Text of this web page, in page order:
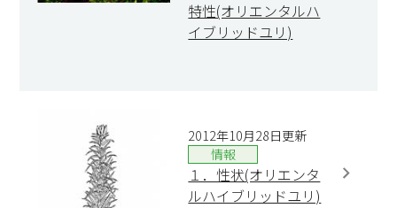
特性(オリエンタルハ
イブリッドユリ)
2012年10月28日更新
情報
１．性状(オリエンタ
ルハイブリッドユリ)